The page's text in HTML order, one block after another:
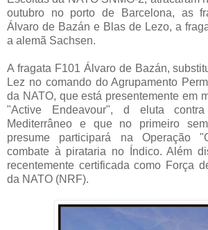
outubro no porto de Barcelona, as
Álvaro de Bazán e Blas de Lezo, a
a alemã Sachsen.
A fragata F101 Álvaro de Bazán,
Lez no comando do Agrupamento
da NATO, que está presentemente em
"Active Endeavour", d eluta
Mediterrâneo e que no primeiro
presume participará na Operação
combate à pirataria no Índico. Além
recentemente certificada como Força
da NATO (NRF).